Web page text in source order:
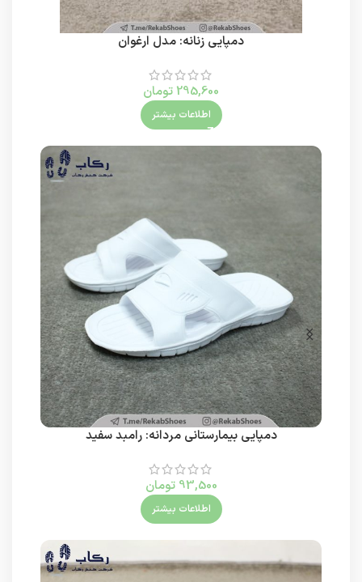
دمپایی زنانه: مدل ارغوان
295,600 تومان
اطلاعات بیشتر
دمپایی بیمارستانی مردانه: رامبد سفید
93,500 تومان
اطلاعات بیشتر